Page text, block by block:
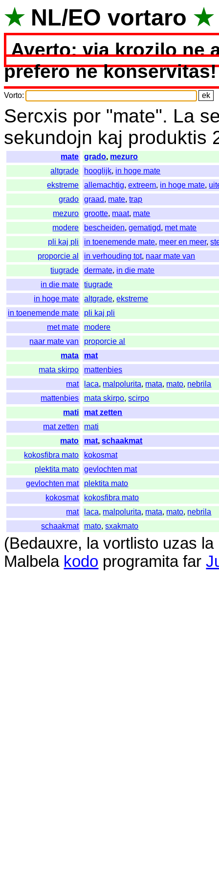
★ NL/EO vortaro ★
Averto: via krozilo ne
prefero ne konservitas!
Vorto:
Sercxis por "mate". La
sekundojn kaj produktis
mate grado, mezuro
altgrade
hooglijk, in hoge mate
ekstreme
allemachtig,extreem, in hoge mate,
grado
graad, mate,trap
mezuro
grootte, maat, mate
modere
bescheiden,gematigd, met mate
pli kaj pli
in toenemende mate, meer en meer,
proporcie al
in verhouding tot, naar mate van
tiugrade
dermate, in die mate
in die mate
tiugrade
in hoge mate
altgrade,ekstreme
in toenemende mate
pli kaj pli
met mate
modere
naar mate van
proporcie al
mata
mat
mata skirpo
mattenbies
mat
laca, malpolurita, mata, mato, nebrila
mattenbies
mata skirpo,scirpo
mati
mat zetten
mat zetten
mati
mato
mat,schaakmat
kokosfibra mato
kokosmat
plektita mato
gevlochten mat
gevlochten mat
plektita mato
kokosmat
kokosfibra mato
mat
laca, malpolurita, mata, mato, nebrila
schaakmat
mato,sxakmato
(Bedauxre, la vortlisto uzas la
Malbela kodo programita far